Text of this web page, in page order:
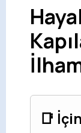
📑